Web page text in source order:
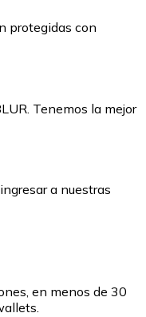
protegidas con
Tenemos la mejor
a nuestras
en menos de 30